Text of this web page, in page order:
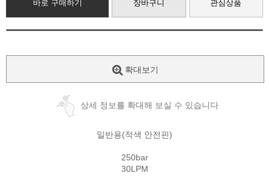
바로 구매하기 장바구니 관심상품
확대보기
상세 정보를 확대해 보실 수 있습니다
일반용(적색 안전핀)
250bar
30LPM